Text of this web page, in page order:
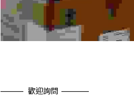
⎼⎼⎼⎼⎼   歡迎詢問  ⎼⎼⎼⎼⎼⎼